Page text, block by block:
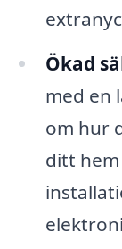
Ökad
med en
om hur
ditt